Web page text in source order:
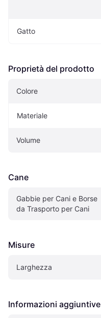
Gatto
Proprietà del prodotto
Colore
Materiale
Volume
Cane
Gabbie per Cani e Borse
da Trasporto per Cani
Misure
Larghezza
Informazioni aggiuntive